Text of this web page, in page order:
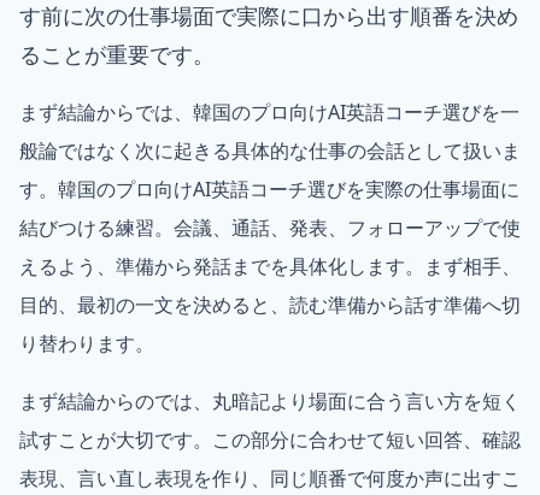
す前に次の仕事場面で実際に口から出す順番を決め
ることが重要です。
まず結論からでは、韓国のプロ向けAI英語コーチ選びを一
般論ではなく次に起きる具体的な仕事の会話として扱いま
す。韓国のプロ向けAI英語コーチ選びを実際の仕事場面に
結びつける練習。会議、通話、発表、フォローアップで使
えるよう、準備から発話までを具体化します。まず相手、
目的、最初の一文を決めると、読む準備から話す準備へ切
り替わります。
まず結論からのでは、丸暗記より場面に合う言い方を短く
試すことが大切です。この部分に合わせて短い回答、確認
表現、言い直し表現を作り、同じ順番で何度か声に出すこ